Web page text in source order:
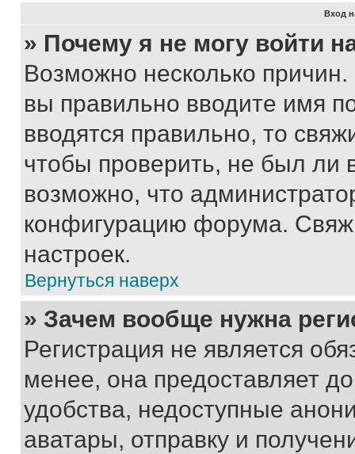
Вход
» Почему я не могу войти
Возможно несколько
вы правильно вводите имя
вводятся правильно, то
чтобы проверить, не был ли
возможно, что
конфигурацию форума.
настроек.
Вернуться наверх
» Зачем вообще нужна
Регистрация не является
менее, она предоставляет
удобства, недоступные
аватары, отправку и